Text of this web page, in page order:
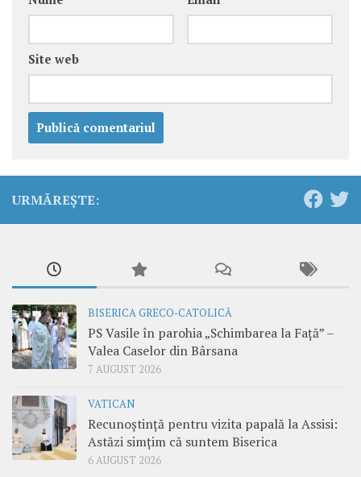
Site web
URMĂREȘTE:
BISERICA GRECO-CATOLICĂ
PS Vasile în parohia „Schimbarea la Față” –
Valea Caselor din Bârsana
7 AUGUST 2026
VATICAN
Recunoștință pentru vizita papală la Assisi:
Astăzi simțim că suntem Biserica
6 AUGUST 2026